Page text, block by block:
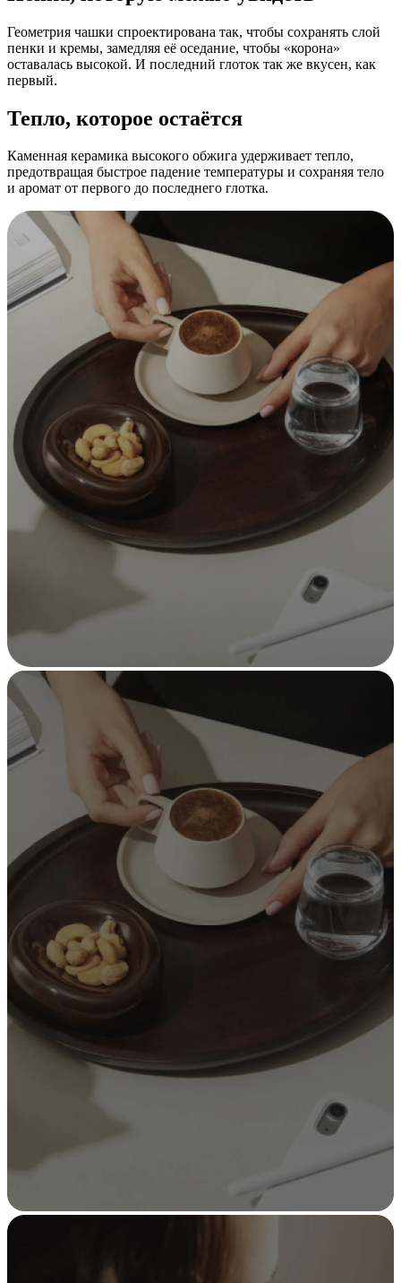
Геометрия чашки спроектирована так, чтобы сохранять слой
пенки и кремы, замедляя её оседание, чтобы «корона»
оставалась высокой. И последний глоток так же вкусен, как
первый.
Тепло, которое остаётся
Каменная керамика высокого обжига удерживает тепло,
предотвращая быстрое падение температуры и сохраняя тело
и аромат от первого до последнего глотка.